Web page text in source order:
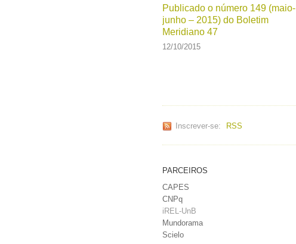
Publicado o número 149 (maio-
junho – 2015) do Boletim
Meridiano 47
12/10/2015
Inscrever-se: RSS
PARCEIROS
CAPES
CNPq
iREL-UnB
Mundorama
Scielo